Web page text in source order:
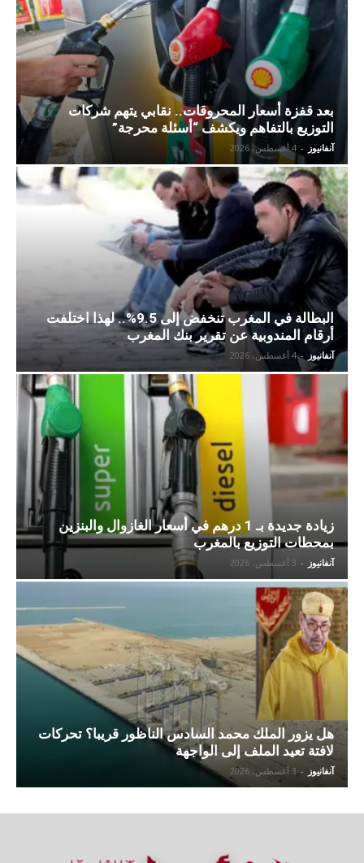
بعد قفزة أسعار المحروقات.. نقابي يتهم شركات
التوزيع بالتفاهم ويكشف “أسئلة محرجة”
آنفانيوز - 4 أغسطس، 2026
البطالة في المغرب تنخفض إلى 9.5%.. لهذا اختلفت
أرقام المندوبية عن تقرير بنك المغرب
آنفانيوز - 4 أغسطس، 2026
زيادة جديدة بـ 1 درهم في أسعار الغازوال والبنزين
بمحطات التوزيع بالمغرب
آنفانيوز - 3 أغسطس، 2026
هل يزور الملك محمد السادس الناظور قريبا؟ تحركات
لافتة تعيد الملف إلى الواجهة
آنفانيوز - 3 أغسطس، 2026